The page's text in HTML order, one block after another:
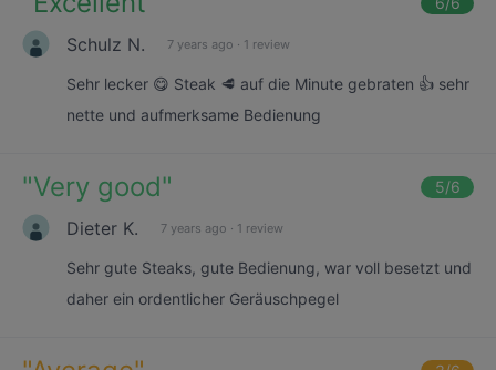
Schulz N. 7 years ago · 1 review
Sehr lecker 😋 Steak 🥩 auf die Minute gebraten 👍 sehr
nette und aufmerksame Bedienung
"Very good" 5/6
Dieter K. 7 years ago · 1 review
Sehr gute Steaks, gute Bedienung, war voll besetzt und
daher ein ordentlicher Geräuschpegel